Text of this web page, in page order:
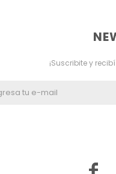
¡Suscribite y